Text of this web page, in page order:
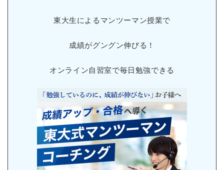
東大生によるマンツーマン授業で
成績がグングン伸びる！
オンライン自習室で毎日勉強できる